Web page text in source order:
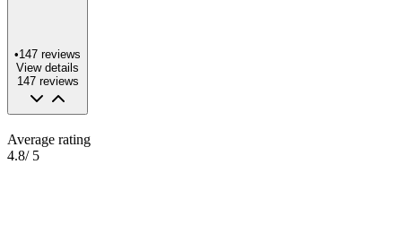
•147 reviews
View details
147 reviews
Average rating
4.8/ 5